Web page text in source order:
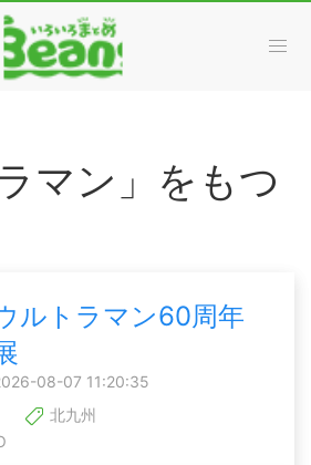
マン」をもつ
ルトラマン60周年
08-07 11:20:35
北九州